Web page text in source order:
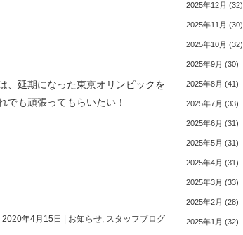
、延期になった東京オリンピックを
でも頑張ってもらいたい！
2020年4月15日 お知らせ, スタッフブログ
2025年12月 (32)
2025年11月 (30)
2025年10月 (32)
2025年9月 (30)
2025年8月 (41)
2025年7月 (33)
2025年6月 (31)
2025年5月 (31)
2025年4月 (31)
2025年3月 (33)
2025年2月 (28)
2025年1月 (32)